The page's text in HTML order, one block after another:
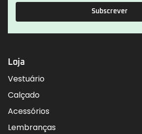
Subscrever
Loja
Vestuário
Calçado
Acessórios
Lembranças